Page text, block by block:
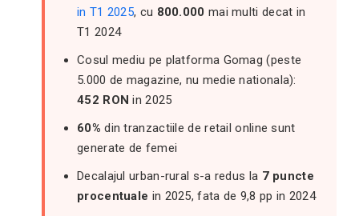
in T1 2025, cu 800.000 mai multi decat in
T1 2024
Cosul mediu pe platforma Gomag (peste
5.000 de magazine, nu medie nationala):
452 RON in 2025
60% din tranzactiile de retail online sunt
generate de femei
Decalajul urban-rural s-a redus la 7 puncte
procentuale in 2025, fata de 9,8 pp in 2024